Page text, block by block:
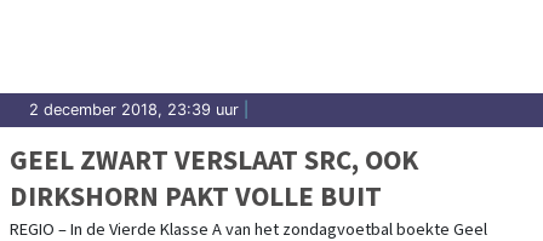
2 december 2018, 23:39 uur
GEEL ZWART VERSLAAT SRC, OOK
DIRKSHORN PAKT VOLLE BUIT
REGIO – In de Vierde Klasse A van het zondagvoetbal boekte Geel